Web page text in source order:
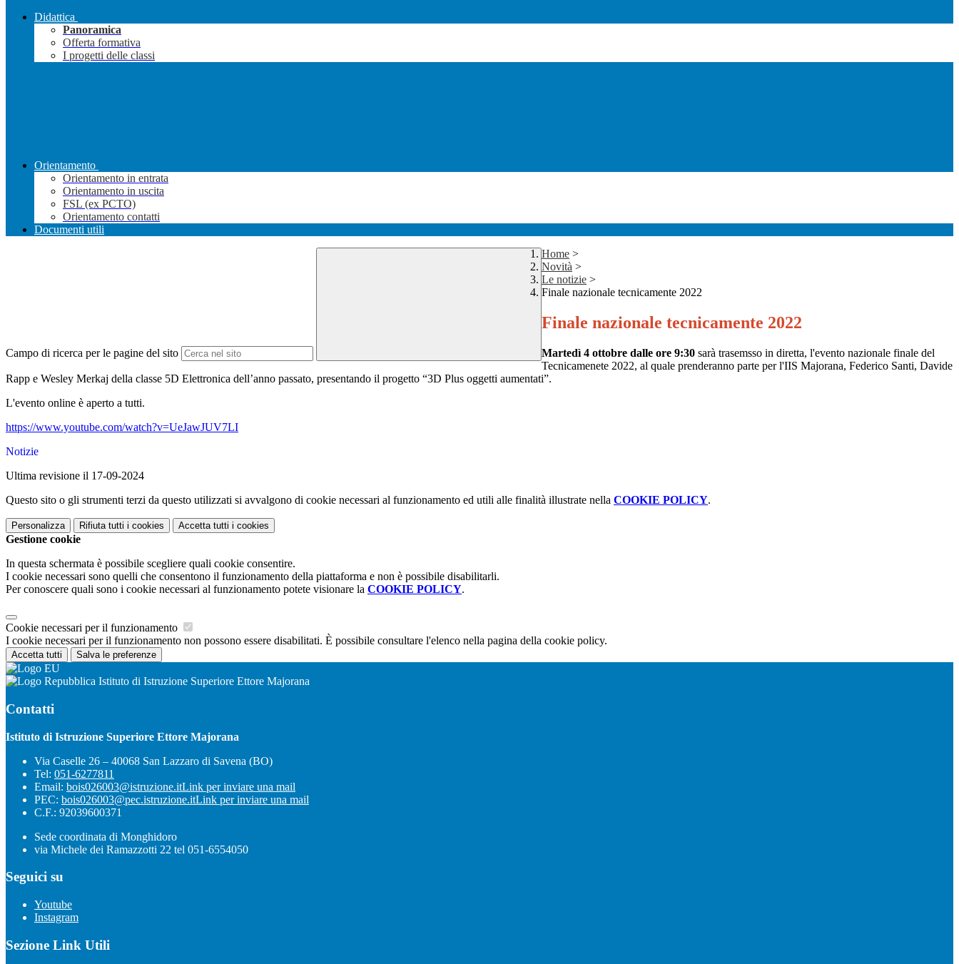
Didattica
Panoramica
Offerta formativa
I progetti delle classi
Orientamento
Orientamento in entrata
Orientamento in uscita
FSL (ex PCTO)
Orientamento contatti
Documenti utili
Campo di ricerca per le pagine del sito
Home >
Novità >
Le notizie >
Finale nazionale tecnicamente 2022
Finale nazionale tecnicamente 2022
Martedì 4 ottobre dalle ore 9:30 sarà trasemsso in diretta, l'evento nazionale finale del
Tecnicamenete 2022, al quale prenderanno parte per l'IIS Majorana, Federico Santi, Davide
Rapp e Wesley Merkaj della classe 5D Elettronica dell’anno passato, presentando il progetto “3D Plus oggetti aumentati”.
L'evento online è aperto a tutti.
https://www.youtube.com/watch?v=UeJawJUV7LI
Notizie
Ultima revisione il 17-09-2024
Questo sito o gli strumenti terzi da questo utilizzati si avvalgono di cookie necessari al funzionamento ed utili alle finalità illustrate nella COOKIE POLICY.
Personalizza Rifiuta tutti i cookies Accetta tutti i cookies
Gestione cookie
In questa schermata è possibile scegliere quali cookie consentire.
I cookie necessari sono quelli che consentono il funzionamento della piattaforma e non è possibile disabilitarli.
Per conoscere quali sono i cookie necessari al funzionamento potete visionare la COOKIE POLICY.
Cookie necessari per il funzionamento
I cookie necessari per il funzionamento non possono essere disabilitati. È possibile consultare l'elenco nella pagina della cookie policy.
Accetta tutti Salva le preferenze
Istituto di Istruzione Superiore Ettore Majorana
Contatti
Istituto di Istruzione Superiore Ettore Majorana
Via Caselle 26 – 40068 San Lazzaro di Savena (BO)
Tel: 051-6277811
Email: bois026003@istruzione.itLink per inviare una mail
PEC: bois026003@pec.istruzione.itLink per inviare una mail
C.F.: 92039600371
Sede coordinata di Monghidoro
via Michele dei Ramazzotti 22 tel 051-6554050
Seguici su
Youtube
Instagram
Sezione Link Utili